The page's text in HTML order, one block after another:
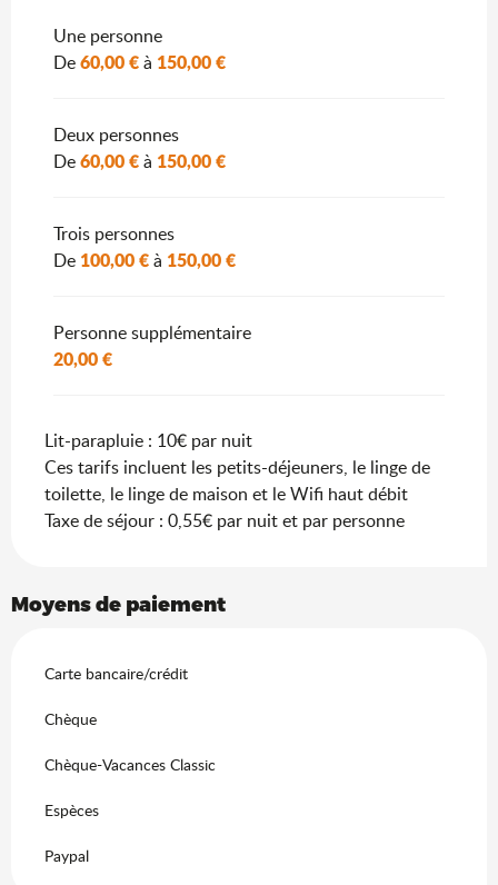
Une personne
De60,00 €à 150,00 €
Deux personnes
De60,00 €à 150,00 €
Trois personnes
De 100,00 €à 150,00 €
Personne supplémentaire
20,00 €
Lit-parapluie : 10€ par nuit
Ces tarifs incluent les petits-déjeuners, le linge de
toilette, le linge de maison et le Wifi haut débit
Taxe de séjour : 0,55€ par nuit et par personne
Moyens de paiement
Carte bancaire/crédit
Chèque
Chèque-Vacances Classic
Espèces
Paypal